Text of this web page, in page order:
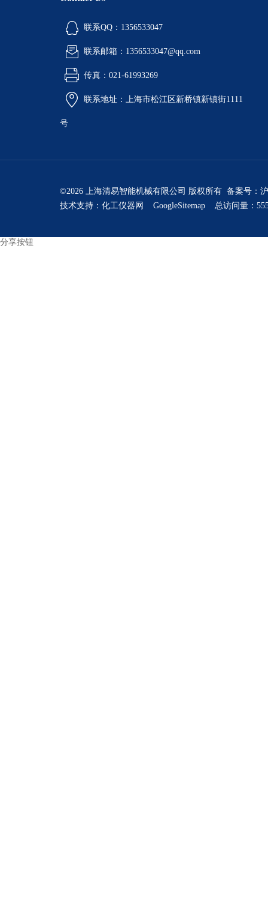
联系QQ：1356533047
联系邮箱：1356533047@qq.com
传真：021-61993269
联系地址：上海市松江区新桥镇新镇街1111
号
©2026 上海清易智能机械有限公司 版权所有 备案号：
技术支持： 化工仪器网 GoogleSitemap 总访问量：
分享按钮